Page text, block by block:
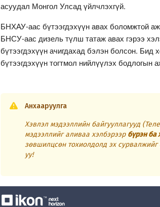
асуудал Монгол Улсад үйлчлэхгүй.
БНХАУ-аас бүтээгдэхүүн авах боломжтой
БНСУ-аас дизель түлш татаж авах гэрээ
бүтээгдэхүүн ачигдахад бэлэн болсон. Бид
бүтээгдэхүүн тогтмол нийлүүлэх бодлогын
Анхааруулга
Хэвлэл мэдээллийн байгууллагууд
мэдээллийг аливаа хэлбэрээр бүрэн ба
зөвшилцсөн тохиолдолд эх
уу!